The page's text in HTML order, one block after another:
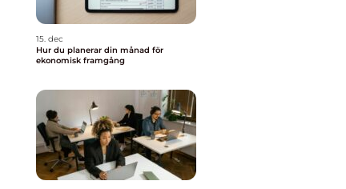
15. dec
Hur du planerar din månad för
ekonomisk framgång